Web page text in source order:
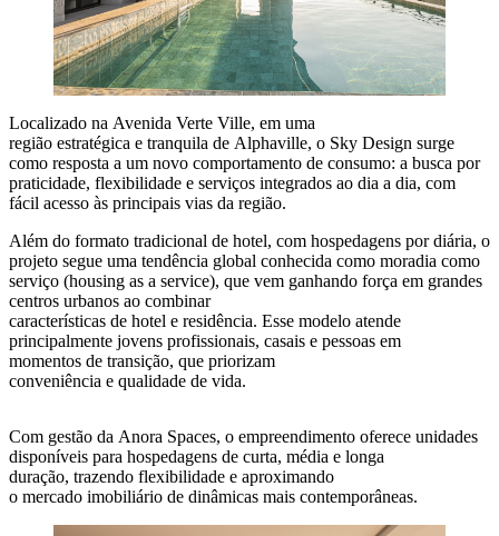
Localizado na Avenida Verte Ville, em uma
região estratégica e tranquila de Alphaville, o Sky Design surge
como resposta a um novo comportamento de consumo: a busca por
praticidade, flexibilidade e serviços integrados ao dia a dia, com
fácil acesso às principais vias da região.
Além do formato tradicional de hotel, com hospedagens por diária, o
projeto segue uma tendência global conhecida como moradia como
serviço (housing as a service), que vem ganhando força em grandes
centros urbanos ao combinar
características de hotel e residência. Esse modelo atende
principalmente jovens profissionais, casais e pessoas em
momentos de transição, que priorizam
conveniência e qualidade de vida.
Com gestão da Anora Spaces, o empreendimento oferece unidades
disponíveis para hospedagens de curta, média e longa
duração, trazendo flexibilidade e aproximando
o mercado imobiliário de dinâmicas mais contemporâneas.